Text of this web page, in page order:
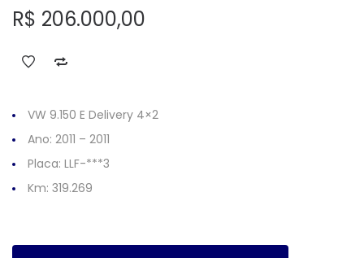
R$ 206.000,00
VW 9.150 E Delivery 4×2
Ano: 2011 – 2011
Placa: LLF-***3
Km: 319.269